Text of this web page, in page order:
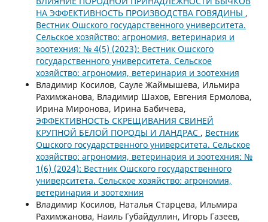
НА ЭФФЕКТИВНОСТЬ ПРОИЗВОДСТВА ГОВЯДИНЫ ,
Вестник Ошского государственного университета.
Сельское хозяйство: агрономия, ветеринария и
зоотехния: № 4(5) (2023): Вестник Ошского
государственного университета. Сельское
хозяйство: агрономия, ветеринария и зоотехния
Владимир Косилов, Сауле Жаймышева, Ильмира
Рахимжанова, Владимир Шахов, Евгения Ермолова,
Ирина Миронова, Ирина Бабичева,
ЭФФЕКТИВНОСТЬ СКРЕЩИВАНИЯ СВИНЕЙ
КРУПНОЙ БЕЛОЙ ПОРОДЫ И ЛАНДРАС , Вестник
Ошского государственного университета. Сельское
хозяйство: агрономия, ветеринария и зоотехния: №
1(6) (2024): Вестник Ошского государственного
университета. Сельское хозяйство: агрономия,
ветеринария и зоотехния
Владимир Косилов, Наталья Старцева, Ильмира
Рахимжанова, Наиль Губайдуллин, Игорь Газеев,